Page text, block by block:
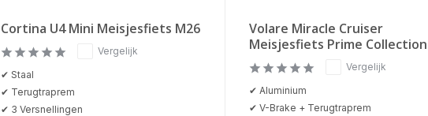
Cortina U4 Mini Meisjesfiets M26
Vergelijk
✔ Staal
✔ Terugtraprem
✔ 3 Versnellingen
Volare Miracle Cruiser
Meisjesfiets Prime Collection
Vergelijk
✔ Aluminium
✔ V-Brake + Terugtraprem